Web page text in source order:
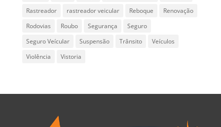
Rastreador
rastreador veicular Reboque
Renovação
Rodovias
Roubo Segurança
Seguro
Seguro Veícular
Suspensão Trânsito
Veículos
Violência
Vistoria